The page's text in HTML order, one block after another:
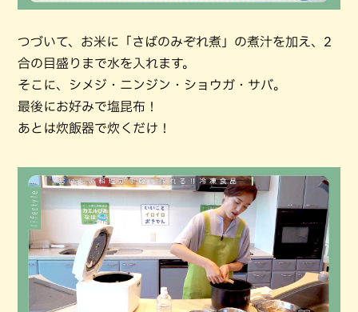
つづいて、お米に「さばのみぞれ煮」の煮汁を加え、2
合の目盛りまで水を入れます。
そこに、シメジ・ニンジン・ショウガ・サバ。
最後にお好みで塩昆布！
あとは炊飯器で炊くだけ！